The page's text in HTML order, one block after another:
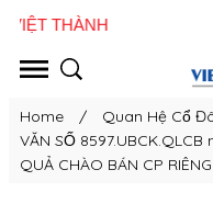
Home / Quan Hệ Cổ
VĂN SỐ
QUẢ CHÀO BÁN CP